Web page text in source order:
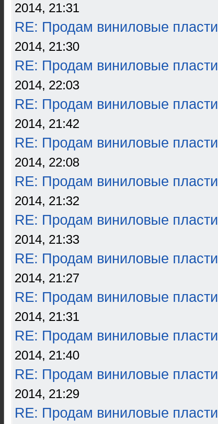
2014, 21:31
RE: Продам виниловые
2014, 21:30
RE: Продам виниловые
2014, 22:03
RE: Продам виниловые
2014, 21:42
RE: Продам виниловые
2014, 22:08
RE: Продам виниловые
2014, 21:32
RE: Продам виниловые
2014, 21:33
RE: Продам виниловые
2014, 21:27
RE: Продам виниловые
2014, 21:31
RE: Продам виниловые
2014, 21:40
RE: Продам виниловые
2014, 21:29
RE: Продам виниловые